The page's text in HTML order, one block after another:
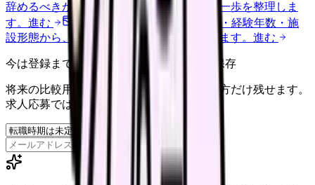
辞めるべきか迷う前に、悩みの種類と次の一歩を整理しま
す。 進む 給料コンパスで比較する
地域・経験年数・施
設形態から、今の給料の現在地を確認できます。 進む
今は登録までしない人向け: 希望条件だけ保存
将来の比較用に、転職時期と気になる働き方だけ残せます。
求人応募ではありません。